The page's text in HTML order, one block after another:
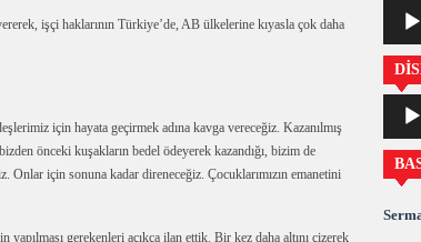
işçi haklarının Türkiye’de, AB ülkelerine kıyasla çok daha
için hayata geçirmek adına kavga vereceğiz. Kazanılmış
önceki kuşakların bedel ödeyerek kazandığı, bizim de
için sonuna kadar direneceğiz. Çocuklarımızın emanetini
gerekenleri açıkça ilan ettik. Bir kez daha altını çizerek
oynatıcı